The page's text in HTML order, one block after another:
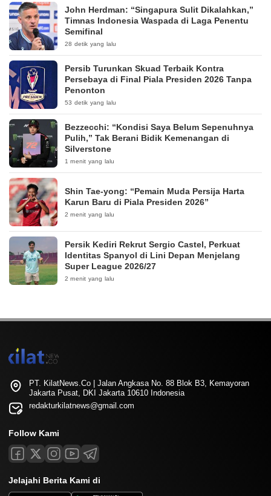
John Herdman: “Singapura Sulit Dikalahkan,”
Timnas Indonesia Waspada di Laga Penentu
Semifinal
28 detik yang lalu
Persib Turunkan Skuad Terbaik Kontra
Persebaya di Final Piala Presiden 2026 Tanpa
Penonton
53 detik yang lalu
Bezzecchi: “Kondisi Saya Belum Sepenuhnya
Pulih,” Tak Berani Bidik Kemenangan di
Silverstone
1 menit yang lalu
Shin Tae-yong: “Pemain Muda Persija Harta
Karun Baru di Piala Presiden 2026”
2 menit yang lalu
Persik Kediri Rekrut Sergio Castel, Perkuat
Identitas Spanyol di Lini Depan Menjelang
Super League 2026/27
2 menit yang lalu
PT. KilatNews.Co | Jalan Angkasa No. 88 Blok B3, Kemayoran
Jakarta Pusat, DKI Jakarta 10610 Indonesia
redakturkilatnews@gmail.com
Follow Kami
Jelajahi Berita Kami di